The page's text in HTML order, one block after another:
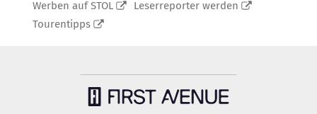
Werben auf STOL
Leserreporter werden
Tourentipps